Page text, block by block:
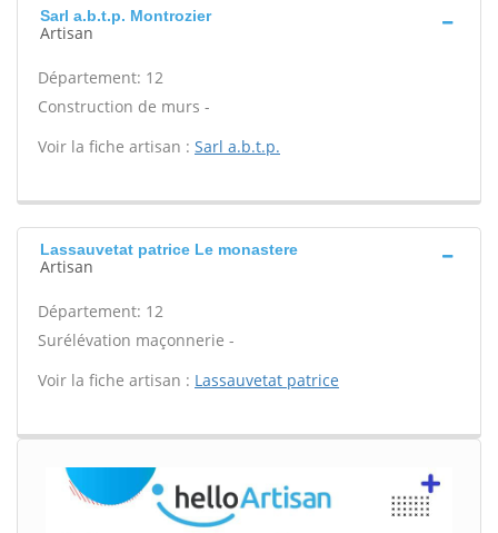
Sarl a.b.t.p. Montrozier
Artisan
Département: 12
Construction de murs -
Voir la fiche artisan : Sarl a.b.t.p.
Lassauvetat patrice Le monastere
Artisan
Département: 12
Surélévation maçonnerie -
Voir la fiche artisan : Lassauvetat patrice